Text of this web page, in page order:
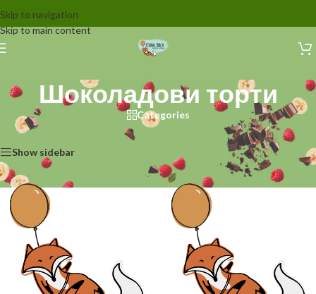
Skip to navigation
Skip to main content
Шоколадови торти
Categories
Начало/Торти Шоколадови торти Showing all 10 results
Show sidebar